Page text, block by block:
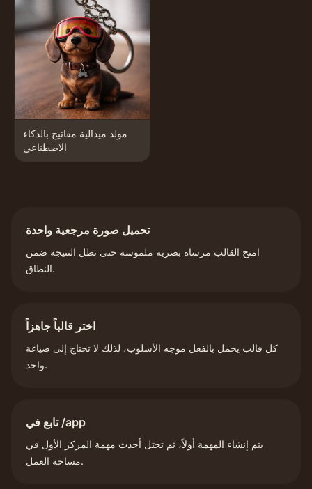
مولد ميدالية مفاتيح بالذكاء
الاصطناعي
تحميل صورة مرجعية واحدة
امنح القالب مرساة بصرية ملموسة حتى تظل النتيجة ضمن
النطاق.
اختر قالباً جاهزاً
كل قالب يحمل بالفعل موجه الأسلوب، لذلك لا تحتاج إلى صياغة
واحد.
تابع في /app
يتم إنشاء المهمة أولاً، ثم تحتل أحدث مهمة المركز الأول في
مساحة العمل.